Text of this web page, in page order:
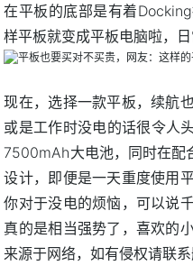
在平板的底部是有着
样平板就变成平板电脑啦，日
现在，选择一款平板，续航
或是工作时没电的话很令人
7500mAh大电池，同时在配
设计，即便是一天重度使用
你对于没电的烦恼，可以说
真的是相当强势了，喜欢的
来源于网络，如有侵权请联系